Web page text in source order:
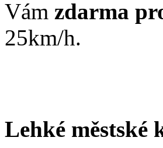
Vám zdarma
25km/h.
Lehké